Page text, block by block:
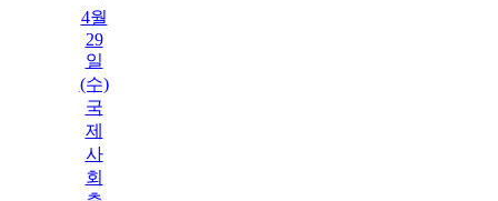
4월
29
일
(수)
국
제
사
회